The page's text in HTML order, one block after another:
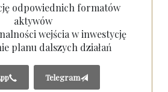
odpowiednich formatów
aktywów
wejścia w inwestycję
planu dalszych działań
Telegram